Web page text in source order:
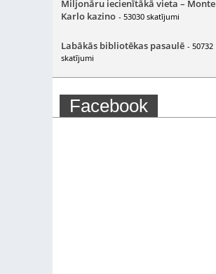
Miljonāru iecienītākā vieta – Monte
Karlo kazino - 53030 skatījumi
Labākās bibliotēkas pasaulē - 50732
skatījumi
Facebook